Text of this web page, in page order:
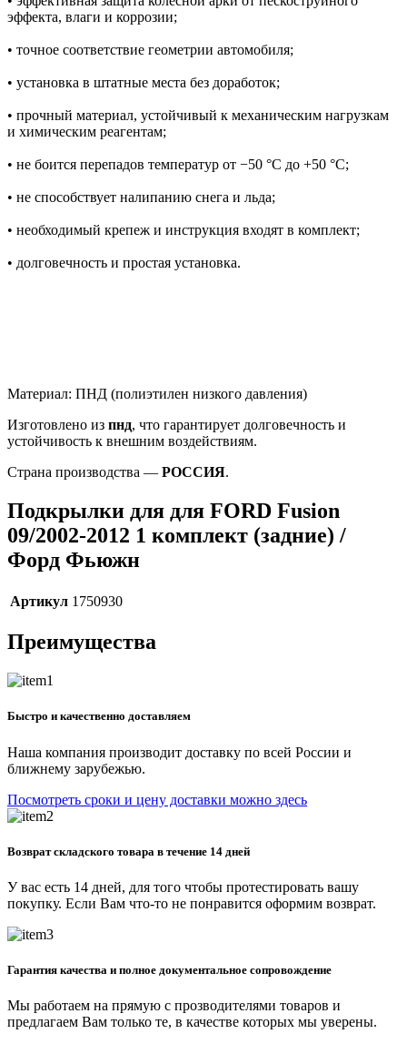
эффекта, влаги и коррозии;
• точное соответствие геометрии автомобиля;
• установка в штатные места без доработок;
• прочный материал, устойчивый к механическим нагрузкам
и химическим реагентам;
• не боится перепадов температур от −50 °C до +50 °C;
• не способствует налипанию снега и льда;
• необходимый крепеж и инструкция входят в комплект;
• долговечность и простая установка.
Материал: ПНД (полиэтилен низкого давления)
Изготовлено из пнд, что гарантирует долговечность и
устойчивость к внешним воздействиям.
Страна производства — РОССИЯ.
Подкрылки для для FORD Fusion
09/2002-2012 1 комплект (задние) /
Форд Фьюжн
Артикул 1750930
Преимущества
Быстро и качественно доставляем
Наша компания производит доставку по всей России и
ближнему зарубежью.
Посмотреть сроки и цену доставки можно здесь
Возврат складского товара в течение 14 дней
У вас есть 14 дней, для того чтобы протестировать вашу
покупку. Если Вам что-то не понравится оформим возврат.
Гарантия качества и полное документальное сопровождение
Мы работаем на прямую с прозводителями товаров и
предлагаем Вам только те, в качестве которых мы уверены.